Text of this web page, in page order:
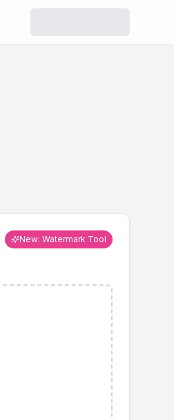
New: Watermark Tool